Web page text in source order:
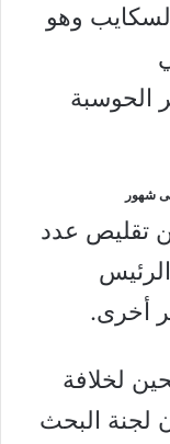
لسكايب وهو
الحوسبة
شهور
تقليص عدد
أخرى.
لخلافة
لجنة البحث